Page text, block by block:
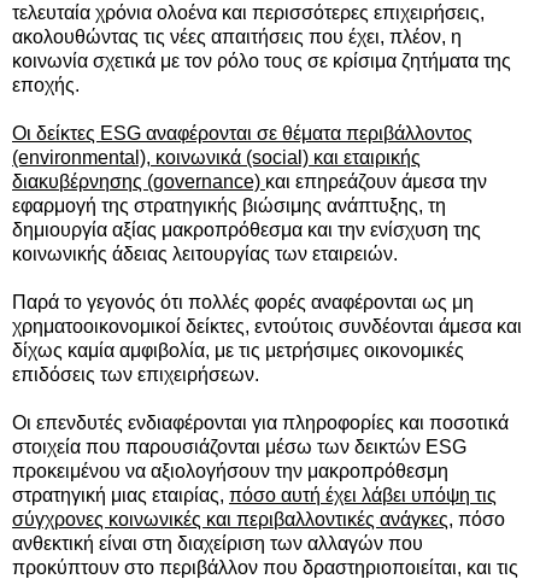
τελευταία χρόνια ολοένα και περισσότερες επιχειρήσεις,
ακολουθώντας τις νέες απαιτήσεις που έχει, πλέον, η
κοινωνία σχετικά με τον ρόλο τους σε κρίσιμα ζητήματα της
εποχής.
Οι δείκτες ESG αναφέρονται σε θέματα περιβάλλοντος
(environmental), κοινωνικά (social) και εταιρικής
διακυβέρνησης (governance) και επηρεάζουν άμεσα την
εφαρμογή της στρατηγικής βιώσιμης ανάπτυξης, τη
δημιουργία αξίας μακροπρόθεσμα και την ενίσχυση της
κοινωνικής άδειας λειτουργίας των εταιρειών.
Παρά το γεγονός ότι πολλές φορές αναφέρονται ως μη
χρηματοοικονομικοί δείκτες, εντούτοις συνδέονται άμεσα και
δίχως καμία αμφιβολία, με τις μετρήσιμες οικονομικές
επιδόσεις των επιχειρήσεων.
Οι επενδυτές ενδιαφέρονται για πληροφορίες και ποσοτικά
στοιχεία που παρουσιάζονται μέσω των δεικτών ESG
προκειμένου να αξιολογήσουν την μακροπρόθεσμη
στρατηγική μιας εταιρίας, πόσο αυτή έχει λάβει υπόψη τις
σύγχρονες κοινωνικές και περιβαλλοντικές ανάγκες, πόσο
ανθεκτική είναι στη διαχείριση των αλλαγών που
προκύπτουν στο περιβάλλον που δραστηριοποιείται, και τις